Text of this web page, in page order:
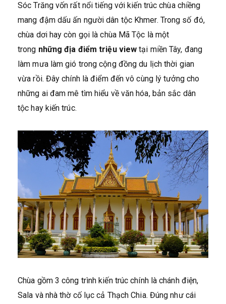
Sóc Trăng vốn rất nổi tiếng với kiến trúc chùa chiềng
mang đậm dấu ấn người dân tộc Khmer. Trong số đó,
chùa dơi hay còn gọi là chùa Mã Tộc là một
trong những địa điểm triệu view tại miền Tây, đang
làm mưa làm gió trong cộng đồng du lịch thời gian
vừa rồi. Đây chính là điểm đến vô cùng lý tưởng cho
những ai đam mê tìm hiểu về văn hóa, bản sắc dân
tộc hay kiến trúc.
Chùa gồm 3 công trình kiến trúc chính là chánh điện,
Sala và nhà thờ cố lục cả Thạch Chia. Đúng như cái